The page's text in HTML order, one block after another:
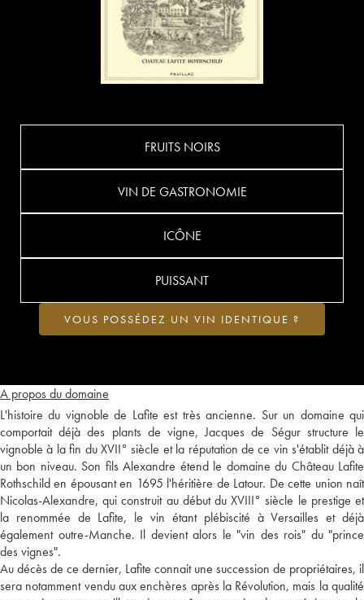
A propos du domaine
L'histoire du vignoble de Lafite est très ancienne. Sur un domaine qui
comportait déjà des plants de vigne, Jacques de Ségur structure le
vignoble à la fin du XVII° siècle et la réputation de ce vin s'établit déjà à
un bon niveau. Son fils Alexandre étend le domaine du Château Lafite
Rothschild en épousant en 1695 l'héritière de Latour. De cette union naît
Nicolas-Alexandre, qui construit au début du XVIII° siècle le prestige et
la renommée de Lafite, le vin étant plébiscité à Versailles et déjà
également outre-Manche. Il devient alors le "vin des rois" du "prince
des vignes".
Au décès de ce dernier, Lafite connait une succession de propriétaires, il
sera notamment vendu aux enchères après la Révolution, mais la qualité
FRUITS NOIRS
VIN DE GASTRONOMIE
ICÔNE
PUISSANT
VOUS POSSÉDEZ UN VIN IDENTIQUE ?